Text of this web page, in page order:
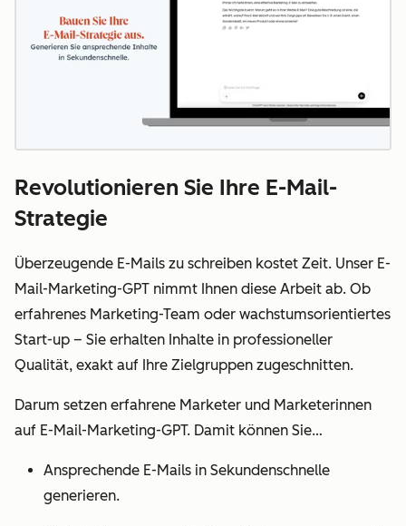
Revolutionieren Sie Ihre E-Mail-
Strategie
Überzeugende E-Mails zu schreiben kostet Zeit. Unser E-
Mail-Marketing-GPT nimmt Ihnen diese Arbeit ab. Ob
erfahrenes Marketing-Team oder wachstumsorientiertes
Start-up – Sie erhalten Inhalte in professioneller
Qualität, exakt auf Ihre Zielgruppen zugeschnitten.
Darum setzen erfahrene Marketer und Marketerinnen
auf E-Mail-Marketing-GPT. Damit können Sie…
Ansprechende E-Mails in Sekundenschnelle
generieren.